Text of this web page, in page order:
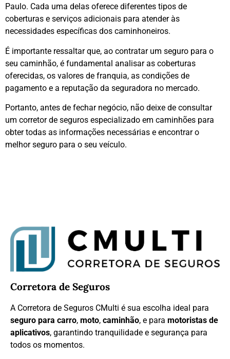
Paulo. Cada uma delas oferece diferentes tipos de
coberturas e serviços adicionais para atender às
necessidades específicas dos caminhoneiros.
É importante ressaltar que, ao contratar um seguro para o
seu caminhão, é fundamental analisar as coberturas
oferecidas, os valores de franquia, as condições de
pagamento e a reputação da seguradora no mercado.
Portanto, antes de fechar negócio, não deixe de consultar
um corretor de seguros especializado em caminhões para
obter todas as informações necessárias e encontrar o
melhor seguro para o seu veículo.
Corretora de Seguros
A Corretora de Seguros CMulti é sua escolha ideal para
seguro para carro, moto, caminhão, e para motoristas de
aplicativos, garantindo tranquilidade e segurança para
todos os momentos.